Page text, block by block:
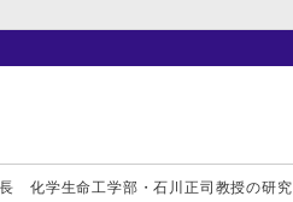
化学生命工学部・石川正司教授の研究